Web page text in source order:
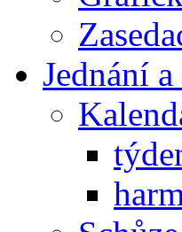
Jednání